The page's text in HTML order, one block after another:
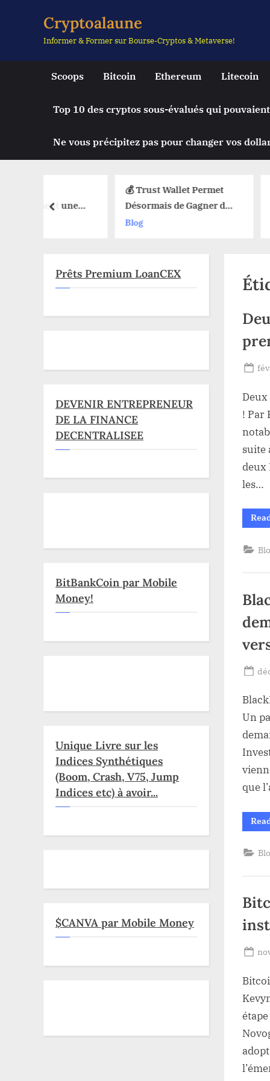
Cryptoalaune
Informer & Former sur Bourse-Cryptos & Metaverse!
Scoops Bitcoin Ethereum Litecoin
Top 10 des cryptos sous-évalués qui
Ne vous précipitez pas pour changer vos
💰 Trust Wallet Permet
Désormais de Gagner de
l’Argent Sans Trader ?
🔥 La
Débarque
Web3 :
prev
! Par
suite
deux
les…
Un
que
Prêts Premium LoanCEX
DEVENIR ENTREPRENEUR
DE LA FINANCE
DECENTRALISEE
BitBankCoin par Mobile
Money!
Unique Livre sur les
Indices Synthétiques
(Boom, Crash, V75, Jump
Indices etc) à avoir...
$CANVA par Mobile Money